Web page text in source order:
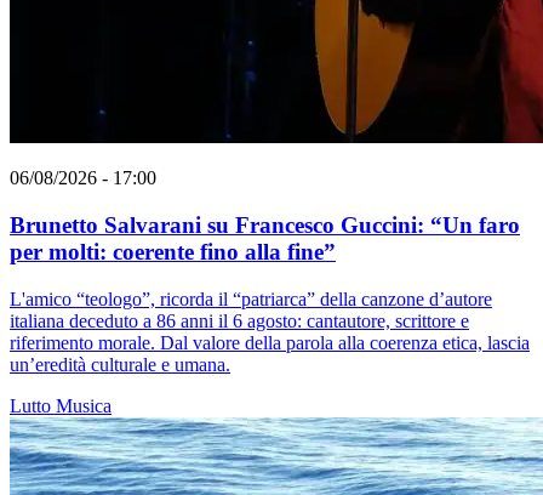
06/08/2026 - 17:00
Brunetto Salvarani su Francesco Guccini: “Un faro
per molti: coerente fino alla fine”
L'amico “teologo”, ricorda il “patriarca” della canzone d’autore
italiana deceduto a 86 anni il 6 agosto: cantautore, scrittore e
riferimento morale. Dal valore della parola alla coerenza etica, lascia
un’eredità culturale e umana.
Lutto Musica